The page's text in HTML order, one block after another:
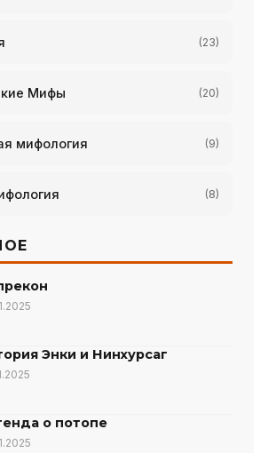
(23)
Мифы (20)
мифология (9)
(8)
Энки и Нинхурсаг
о потопе